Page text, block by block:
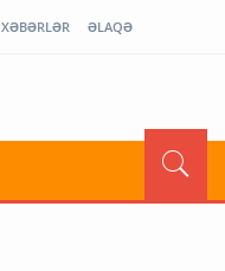
XƏBƏRLƏR ƏLAQƏ